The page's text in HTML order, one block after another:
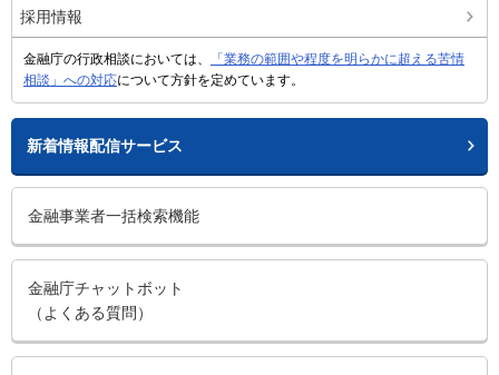
採用情報
金融庁の行政相談においては、
「業務の範囲や程度を明らかに超える苦情
相談」への対応について方針を定めています。
新着情報配信サービス
金融事業者一括検索機能
金融庁チャットボット
（よくある質問）